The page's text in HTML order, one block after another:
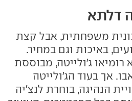
דלתא
משפחתית, אבל קצת
באיכות וגם במחיר.
ג'ולייטה, מבוססת
. אך בעוד הג'ולייטה
הנהיגה, בוחרת לנצ'יה